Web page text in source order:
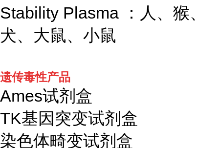
Stability Plasma ：人、猴、
犬、大鼠、小鼠
遗传毒性产品
Ames试剂盒
TK基因突变试剂盒
染色体畸变试剂盒